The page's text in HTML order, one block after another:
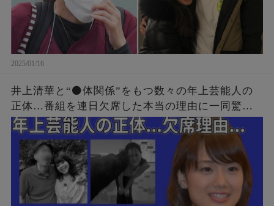
2025/01/16
井上清華と“⚫️体関係”をもつ数々の年上芸能人の
正体…番組を連日欠席した本当の理由に一同驚
愕...！「アナウンサー」として有名な彼女が“性格
が悪い”と言われる3つの原因に言葉を失う...